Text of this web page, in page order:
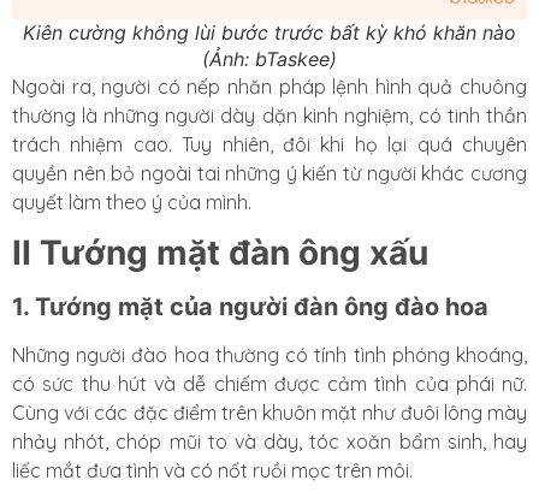
Kiên cường không lùi bước trước bất kỳ khó khăn nào
(Ảnh: bTaskee)
Ngoài ra, người có nếp nhăn pháp lệnh hình quả chuông
thường là những người dày dặn kinh nghiệm, có tinh thần
trách nhiệm cao. Tuy nhiên, đôi khi họ lại quá chuyên
quyền nên bỏ ngoài tai những ý kiến từ người khác cương
quyết làm theo ý của mình.
II Tướng mặt đàn ông xấu
1. Tướng mặt của người đàn ông đào hoa
Những người đào hoa thường có tính tình phóng khoáng,
có sức thu hút và dễ chiếm được cảm tình của phái nữ.
Cùng với các đặc điểm trên khuôn mặt như đuôi lông mày
nhảy nhót, chóp mũi to và dày, tóc xoăn bẩm sinh, hay
liếc mắt đưa tình và có nốt ruồi mọc trên môi.